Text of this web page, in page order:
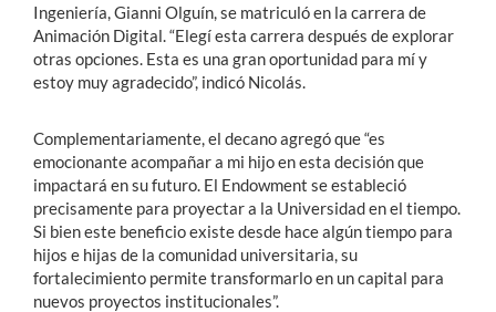
Ingeniería, Gianni Olguín, se matriculó en la carrera de
Animación Digital. “Elegí esta carrera después de explorar
otras opciones. Esta es una gran oportunidad para mí y
estoy muy agradecido”, indicó Nicolás.
Complementariamente, el decano agregó que “es
emocionante acompañar a mi hijo en esta decisión que
impactará en su futuro. El Endowment se estableció
precisamente para proyectar a la Universidad en el tiempo.
Si bien este beneficio existe desde hace algún tiempo para
hijos e hijas de la comunidad universitaria, su
fortalecimiento permite transformarlo en un capital para
nuevos proyectos institucionales”.